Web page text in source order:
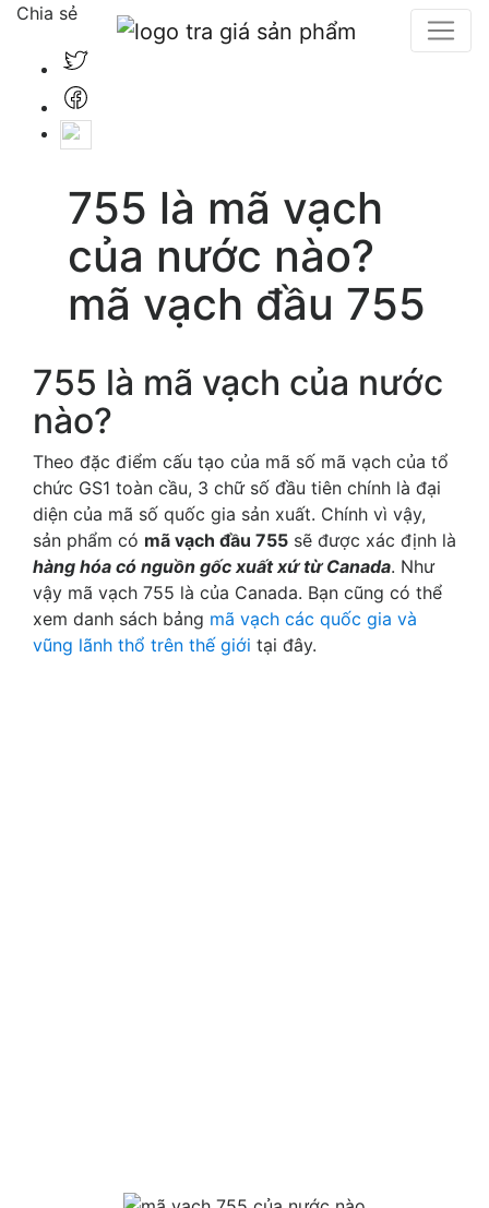
Chia sẻ
755 là mã vạch
của nước nào?
mã vạch đầu 755
755 là mã vạch của nước
nào?
Theo đặc điểm cấu tạo của mã số mã vạch của tổ
chức GS1 toàn cầu, 3 chữ số đầu tiên chính là đại
diện của mã số quốc gia sản xuất. Chính vì vậy,
sản phẩm có mã vạch đầu 755 sẽ được xác định là
hàng hóa có nguồn gốc xuất xứ từ Canada. Như
vậy mã vạch 755 là của Canada. Bạn cũng có thể
xem danh sách bảng mã vạch các quốc gia và
vũng lãnh thổ trên thế giới tại đây.